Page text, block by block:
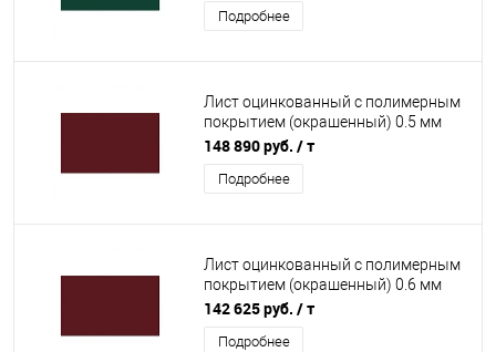
Подробнее
Лист оцинкованный с полимерным
покрытием (окрашенный) 0.5 мм
RAL 3005
148 890 руб. / т
Подробнее
Лист оцинкованный с полимерным
покрытием (окрашенный) 0.6 мм
RAL 3005
142 625 руб. / т
Подробнее